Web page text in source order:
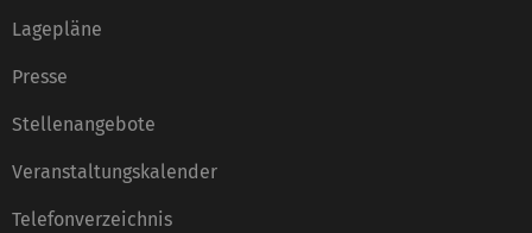
Lagepläne
Presse
Stellenangebote
Veranstaltungskalender
Telefonverzeichnis